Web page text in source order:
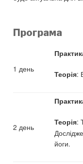
Програма
1 день
Теорія:
2 день
Теорія:
йоги.